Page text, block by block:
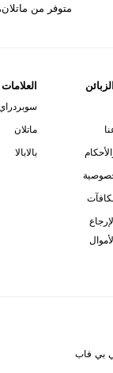
متوفر من ماتلان،
العلامات
ماتلان
بالابالا
بي فاب